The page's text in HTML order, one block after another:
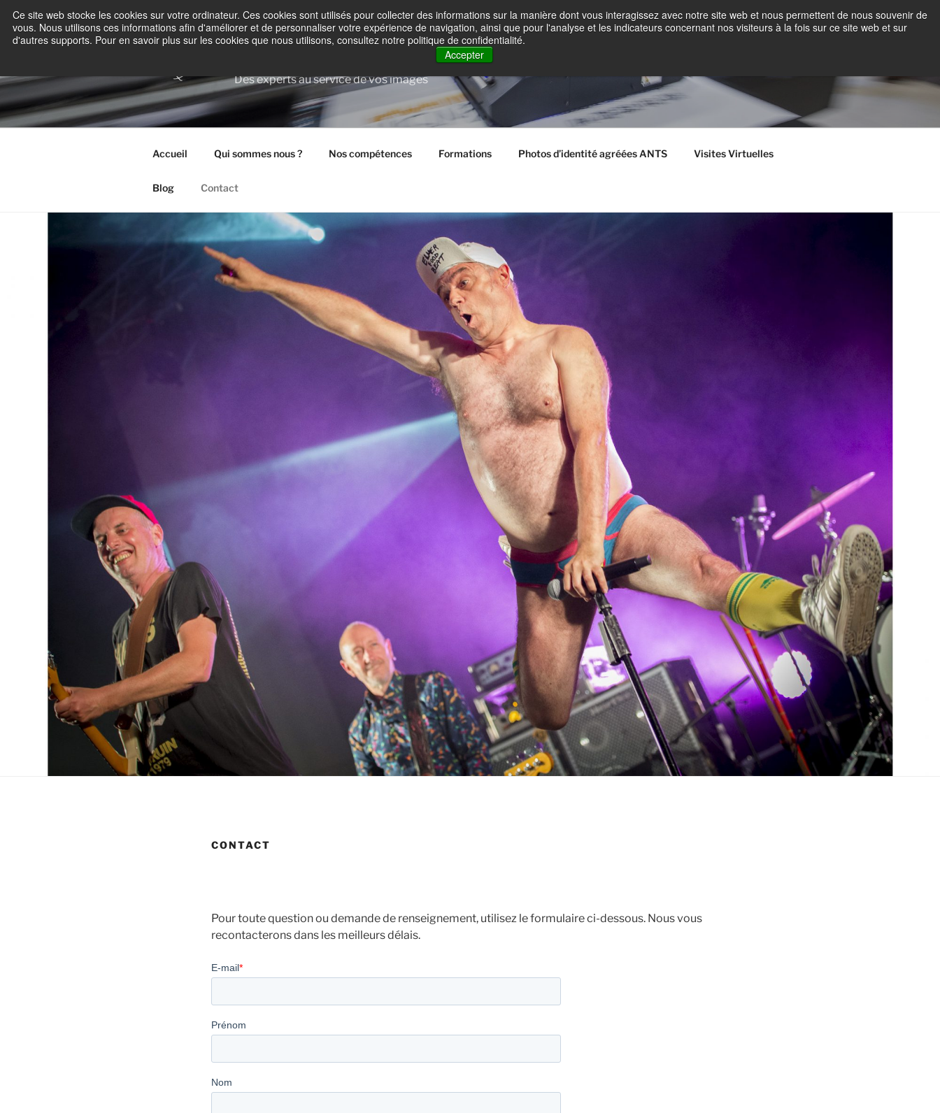
Ce site web stocke les cookies sur votre ordinateur. Ces cookies sont utilisés pour collecter des informations sur la manière dont vous interagissez avec notre site web et nous permettent de nous souvenir de
vous. Nous utilisons ces informations afin d'améliorer et de personnaliser votre expérience de navigation, ainsi que pour l'analyse et les indicateurs concernant nos visiteurs à la fois sur ce site web et sur
d'autres supports. Pour en savoir plus sur les cookies que nous utilisons, consultez notre politique de confidentialité.
Accepter
contenu
REALISAPIX
Des experts au service de vos images
Accueil Qui sommes nous ? Nos compétences Formations Photos d’identité agréées ANTS Visites Virtuelles
Blog Contact
CONTACT
Pour toute question ou demande de renseignement, utilisez le formulaire ci-dessous. Nous vous
recontacterons dans les meilleurs délais.